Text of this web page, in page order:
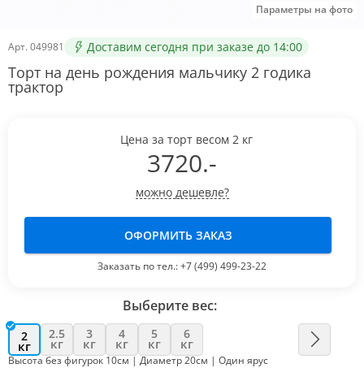
Параметры на фото
Арт. 049981 Доставим сегодня при заказе до 14:00
Торт на день рождения мальчику 2 годика
трактор
Выберите вес:
2
кг
2.5
кг
3
кг
4
кг
5
кг
6
кг
Высота без фигурок 10см | Диаметр 20см | Один ярус
Цена за торт весом 2 кг
3720.-
можно дешевле?
ОФОРМИТЬ ЗАКАЗ
Заказать по тел.:+7 (499) 499-23-22